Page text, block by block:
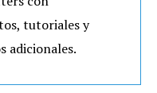
tutoriales y
adicionales.